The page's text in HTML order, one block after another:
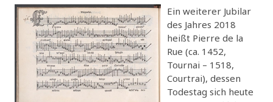
Ein weiterer Jubilar
des Jahres 2018
heißt Pierre de la
Rue (ca. 1452,
Tournai – 1518,
Courtrai), dessen
Todestag sich heute